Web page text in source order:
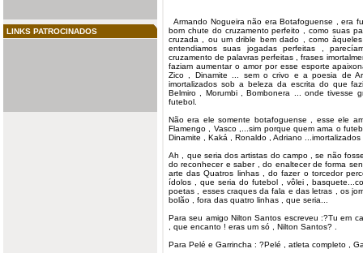
LINKS PATROCINADOS
Armando Nogueira não era Botafoguense , era
bom chute do cruzamento perfeito , como suas
cruzada , ou um drible bem dado , como
entendiamos suas jogadas perfeitas ,
cruzamento de palavras perfeitas , frases
faziam aumentar o amor por esse esporte
Zico , Dinamite ... sem o crivo e a poesia de
imortalizados sob a beleza da escrita do que
Belmiro , Morumbi , Bombonera ... onde tivesse
futebol.
Não era ele somente botafoguense , esse ele
Flamengo , Vasco ,...sim porque quem ama o
Dinamite , Kaká , Ronaldo , Adriano
Ah , que seria dos artistas do campo , se não
do reconhecer e saber , do enaltecer de forma
arte das Quatros linhas , do fazer o torcedor
ídolos , que seria do futebol , vôlei ,
poetas , esses craques da fala e das letras , os
bolão , fora das quatro linhas , que seria...
Para seu amigo Nilton Santos escreveu :?Tu em
, que encanto ! eras um só , Nilton Santos? .
Para Pelé e Garrincha : ?Pelé , atleta completo ,